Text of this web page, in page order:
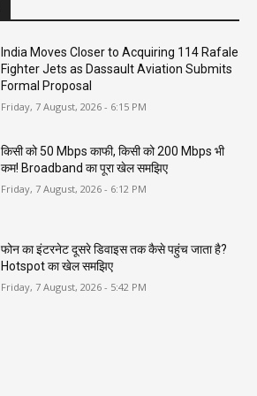
India Moves Closer to Acquiring 114 Rafale
Fighter Jets as Dassault Aviation Submits
Formal Proposal
Friday, 7 August, 2026 - 6:15 PM
किसी को 50 Mbps काफी, किसी को 200 Mbps भी
कम! Broadband का पूरा खेल समझिए
Friday, 7 August, 2026 - 6:12 PM
फोन का इंटरनेट दूसरे डिवाइस तक कैसे पहुंच जाता है?
Hotspot का खेल समझिए
Friday, 7 August, 2026 - 5:42 PM